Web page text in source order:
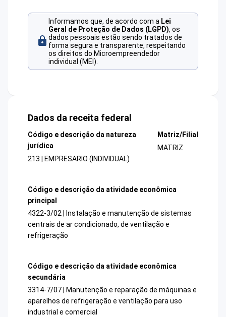
Informamos que, de acordo com a Lei
Geral de Proteção de Dados (LGPD), os
dados pessoais estão sendo tratados de
forma segura e transparente, respeitando
os direitos do Microempreendedor
individual (MEI).
Dados da receita federal
Código e descrição da natureza
jurídica
213 | EMPRESARIO (INDIVIDUAL)
Matriz/Filial
MATRIZ
Código e descrição da atividade econômica
principal
4322-3/02 | Instalação e manutenção de sistemas
centrais de ar condicionado, de ventilação e
refrigeração
Código e descrição da atividade econômica
secundária
3314-7/07 | Manutenção e reparação de máquinas e
aparelhos de refrigeração e ventilação para uso
industrial e comercial